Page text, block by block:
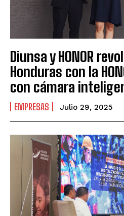
Diunsa y HONOR
Honduras con la
con cámara
EMPRESAS Julio 29, 2025